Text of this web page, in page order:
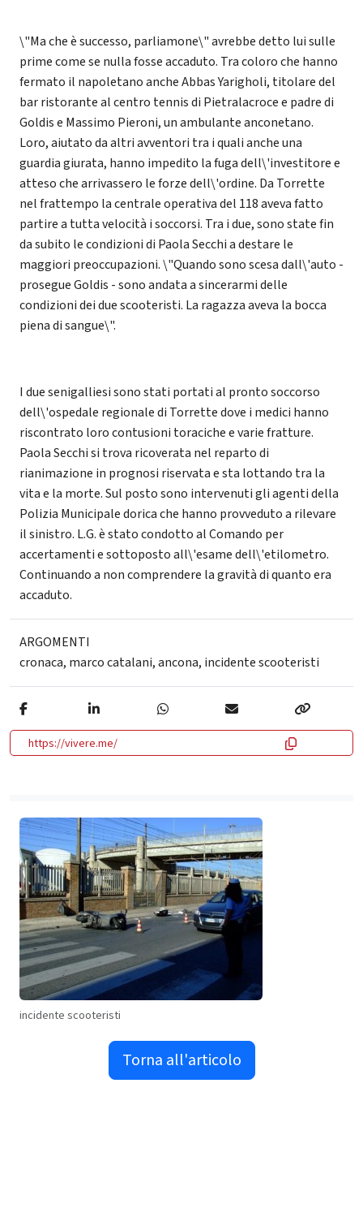
\"Ma che è successo, parliamone\" avrebbe detto lui sulle
prime come se nulla fosse accaduto. Tra coloro che hanno
fermato il napoletano anche Abbas Yarigholi, titolare del
bar ristorante al centro tennis di Pietralacroce e padre di
Goldis e Massimo Pieroni, un ambulante anconetano.
Loro, aiutato da altri avventori tra i quali anche una
guardia giurata, hanno impedito la fuga dell\'investitore e
atteso che arrivassero le forze dell\'ordine. Da Torrette
nel frattempo la centrale operativa del 118 aveva fatto
partire a tutta velocità i soccorsi. Tra i due, sono state fin
da subito le condizioni di Paola Secchi a destare le
maggiori preoccupazioni. \"Quando sono scesa dall\'auto -
prosegue Goldis - sono andata a sincerarmi delle
condizioni dei due scooteristi. La ragazza aveva la bocca
piena di sangue\".
I due senigalliesi sono stati portati al pronto soccorso
dell\'ospedale regionale di Torrette dove i medici hanno
riscontrato loro contusioni toraciche e varie fratture.
Paola Secchi si trova ricoverata nel reparto di
rianimazione in prognosi riservata e sta lottando tra la
vita e la morte. Sul posto sono intervenuti gli agenti della
Polizia Municipale dorica che hanno provveduto a rilevare
il sinistro. L.G. è stato condotto al Comando per
accertamenti e sottoposto all\'esame dell\'etilometro.
Continuando a non comprendere la gravità di quanto era
accaduto.
ARGOMENTI
cronaca, marco catalani,ancona, incidente scooteristi
https://vivere.me/
incidente scooteristi
Torna all'articolo